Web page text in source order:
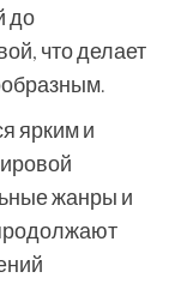
до
что делает
ярким и
жанры и